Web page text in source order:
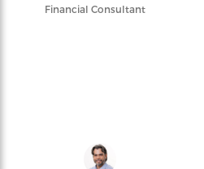
Financial Consultant